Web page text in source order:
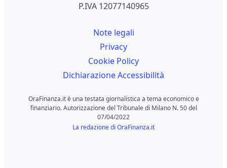
P.IVA 12077140965
Note legali
Privacy
Cookie Policy
Dichiarazione Accessibilità
OraFinanza.it è una testata giornalistica a tema economico e
finanziario. Autorizzazione del Tribunale di Milano N. 50 del
07/04/2022
La redazione di OraFinanza.it